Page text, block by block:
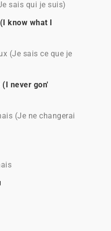
sais qui je suis)
know what I
(Je sais ce que je
(I never gon'
(Je ne changerai